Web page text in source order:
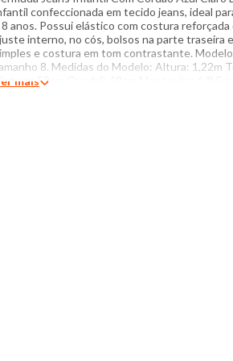
confeccionada em tecido jeans, ideal
8 anos. Possui elástico com costura reforçada
interno, no cós, bolsos na parte traseira
e costura em tom contrastante.
8. Medidas do Modelo: Altura: 1,22m
58cm Quadril: 69cm Manequim: 6/8
mais